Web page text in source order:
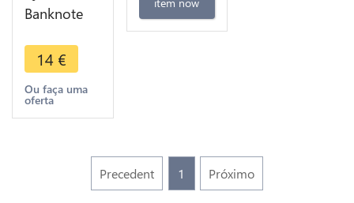
Banknote
Dirhams
1970 -
1390 AH ->
Make offer
14 €
Ou faça uma
oferta
Precedent 1 Próximo